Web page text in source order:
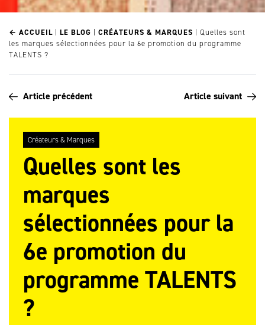
← ACCUEIL | LE BLOG | CRÉATEURS & MARQUES | Quelles sont
les marques sélectionnées pour la 6e promotion du programme
TALENTS ?
Article précédent Article suivant
Créateurs & Marques
Quelles sont les
marques
sélectionnées pour la
6e promotion du
programme TALENTS
?